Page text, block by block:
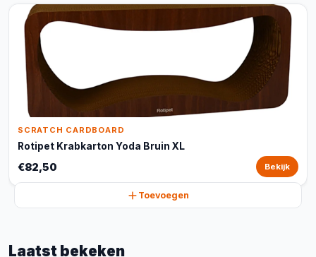
SCRATCH CARDBOARD
Rotipet Krabkarton Yoda Bruin XL
€82,50 Bekijk
Toevoegen
Laatst bekeken